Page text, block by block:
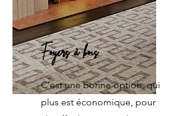
Foyers à bois
C'est une bonne option, qui
plus est économique, pour